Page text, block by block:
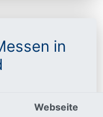
in
Webseite